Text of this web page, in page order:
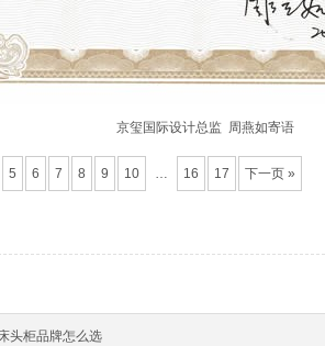
京玺国际设计总监 周燕如寄语
5 6 7 8 9 10 … 16 17 下一页 »
头柜品牌怎么选